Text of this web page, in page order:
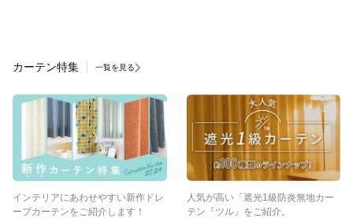
カーテン特集 一覧を見る
インテリアにあわせやすい新作ドレ
ープカーテンをご紹介します！
人気が高い「遮光1級防炎無地カー
テン『ツル』をご紹介。